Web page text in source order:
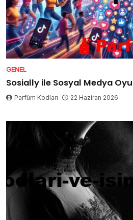
GENEL
Sosially ile Sosyal Medya
Parfüm Kodları 22 Haziran 2026